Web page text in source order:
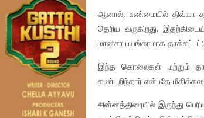
ஆனால், உண்மையில் திவ்யா
தெரிய வருகிறது.
மானசா பயங்கரமாக
இந்த கொலைகள் மற்றும்
கண்டறிந்தார் என்பதே
சின்னத்திரையில் இருந்து